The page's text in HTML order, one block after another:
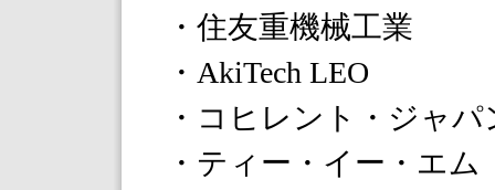
・住友重機械工業
・AkiTech LEO
・コヒレント・ジャパ
・ティー・イー・エム